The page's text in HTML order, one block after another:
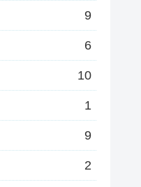
9
6
10
1
9
2